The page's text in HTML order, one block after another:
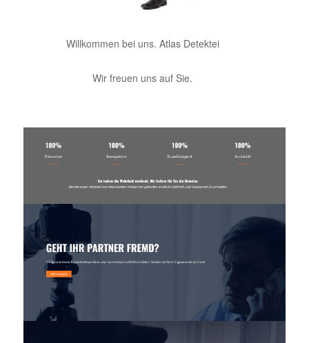
Willkommen bei uns. Atlas Detektei
Wir freuen uns auf Sie.